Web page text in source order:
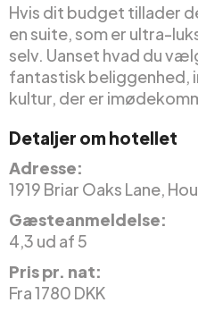
Hvis dit budget tillader
en suite, som er ultra-
selv. Uanset hvad du
fantastisk beliggenhed,
kultur, der er
Detaljer om hotellet
Adresse:
1919 Briar Oaks Lane,
Gæsteanmeldelse:
4,3 ud af 5
Pris pr. nat:
Fra 1780 DKK